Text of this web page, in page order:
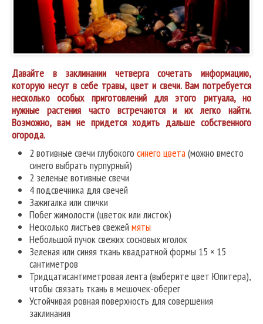
Давайте в заклинании четверга сочетать информацию,
которую несут в себе травы, цвет и свечи. Вам потребуется
несколько особых приготовлений для этого ритуала, но
нужные растения часто встречаются и их легко найти.
Возможно, вам не придется ходить дальше собственного
огорода.
2 вотивные свечи глубокого синего цвета(можно вместо
синего выбрать пурпурный)
2 зеленые вотивные свечи
4 подсвечника для свечей
Зажигалка или спички
Побег жимолости (цветок или листок)
Несколько листьев свежей мяты
Небольшой пучок свежих сосновых иголок
Зеленая или синяя ткань квадратной формы 15 × 15
сантиметров
Тридцатисантиметровая лента (выберите цвет Юпитера),
чтобы связать ткань в мешочек-оберег
Устойчивая ровная поверхность для совершения
заклинания